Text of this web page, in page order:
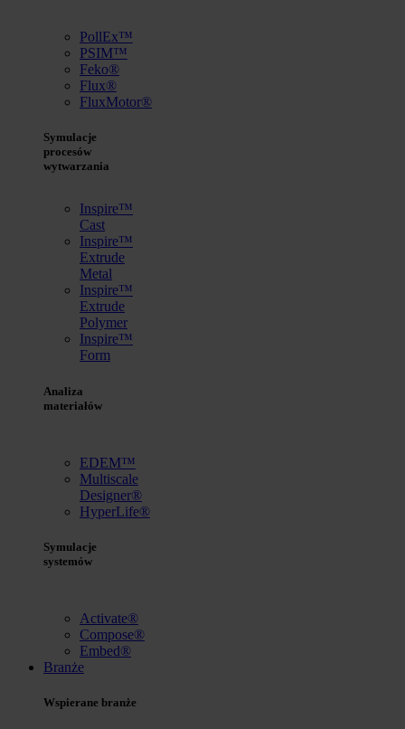
PollEx™
PSIM™
Feko®
Flux®
FluxMotor®
Symulacje
procesów
wytwarzania
Inspire™
Cast
Inspire™
Extrude
Metal
Inspire™
Extrude
Polymer
Inspire™
Form
Analiza
materiałów
EDEM™
Multiscale
Designer®
HyperLife®
Symulacje
systemów
Activate®
Compose®
Embed®
Branże
Wspierane branże